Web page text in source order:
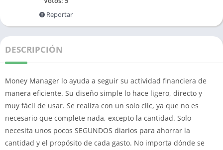
Reportar
DESCRIPCIÓN
Money Manager lo ayuda a seguir su actividad financiera de
manera eficiente. Su diseño simple lo hace ligero, directo y
muy fácil de usar. Se realiza con un solo clic, ya que no es
necesario que complete nada, excepto la cantidad. Solo
necesita unos pocos SEGUNDOS diarios para ahorrar la
cantidad y el propósito de cada gasto. No importa dónde se